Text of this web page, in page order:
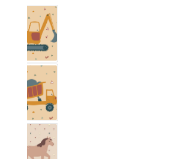
Bauplats Bagger
Bauplats Kipplader